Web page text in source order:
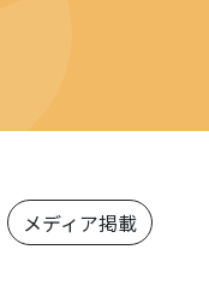
メディア掲載